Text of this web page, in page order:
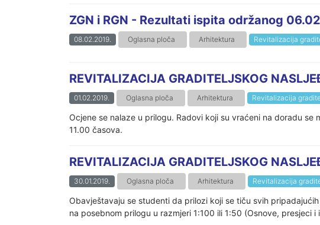
ZGN i RGN - Rezultati ispita održanog
08.02.2019. Oglasna ploča Arhitektura Revitalizacija
REVITALIZACIJA GRADITELJSKOG
01.02.2019. Oglasna ploča Arhitektura Revitalizacija
Ocjene se nalaze u prilogu. Radovi koji su vraćeni na doradu
11.00 časova.
REVITALIZACIJA GRADITELJSKOG
30.01.2019. Oglasna ploča Arhitektura Revitalizacija
Obavještavaju se studenti da prilozi koji se tiču svih
na posebnom prilogu u razmjeri 1:100 ili 1:50 (Osnove, presjeci i